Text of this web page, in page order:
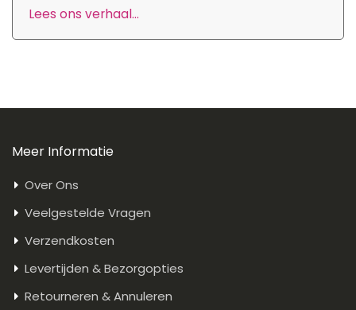
Lees ons verhaal...
Meer Informatie
Over Ons
Veelgestelde Vragen
Verzendkosten
Levertijden & Bezorgopties
Retourneren & Annuleren